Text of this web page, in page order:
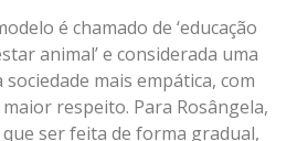
é chamado de ‘educação
animal’ e considerada uma
mais empática, com
respeito. Para Rosângela,
ser feita de forma gradual,